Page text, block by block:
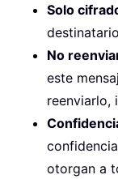
Solo
No
este
reenviarlo,
otorgan a